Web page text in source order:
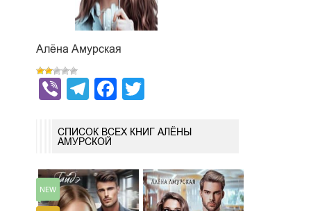
Алёна Амурская
ViberTelegram
Facebook
СПИСОК ВСЕХ КНИГ АЛЁНЫ
АМУРСКОЙ